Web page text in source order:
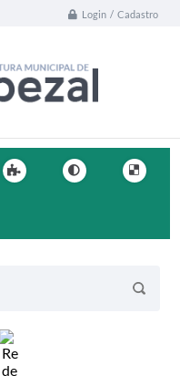
Login / Cadastro